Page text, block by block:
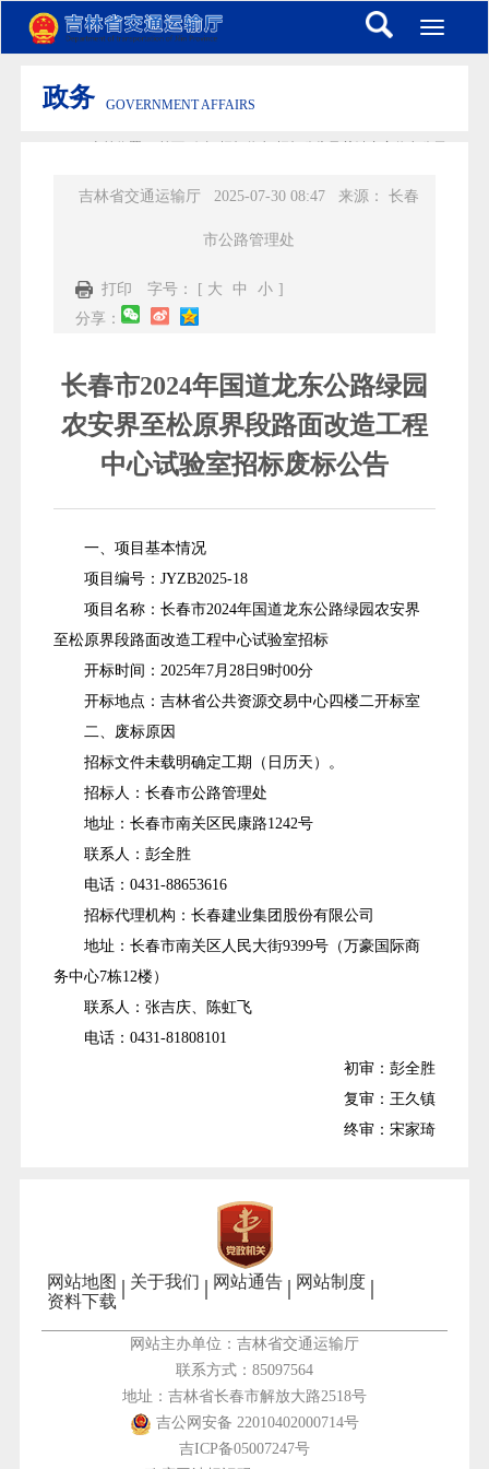
Toggle
政务 GOVERNMENT AFFAIRS
吉林省交通运输厅 2025-07-30 08:47 来源： 长春
市公路管理处
打印 字号： [ 大 中 小 ]
分享：
长春市2024年国道龙东公路绿园
农安界至松原界段路面改造工程
中心试验室招标废标公告
一、项目基本情况
项目编号：JYZB2025-18
项目名称：长春市2024年国道龙东公路绿园农安界
至松原界段路面改造工程中心试验室招标
开标时间：2025年7月28日9时00分
开标地点：吉林省公共资源交易中心四楼二开标室
二、废标原因
招标文件未载明确定工期（日历天） 。
招标人：长春市公路管理处
地址：长春市南关区民康路1242号
联系人：彭全胜
电话：0431-88653616
招标代理机构：长春建业集团股份有限公司
地址：长春市南关区人民大街9399号（万豪国际商
务中心7栋12楼）
联系人：张吉庆、陈虹飞
电话：0431-81808101
初审：彭全胜
复审：王久镇
终审：宋家琦
网站地图 关于我们 网站通告
网站制度
资料下载
网站主办单位：吉林省交通运输厅
联系方式：85097564
地址：吉林省长春市解放大路2518号
吉公网安备 22010402000714号
吉ICP备05007247号